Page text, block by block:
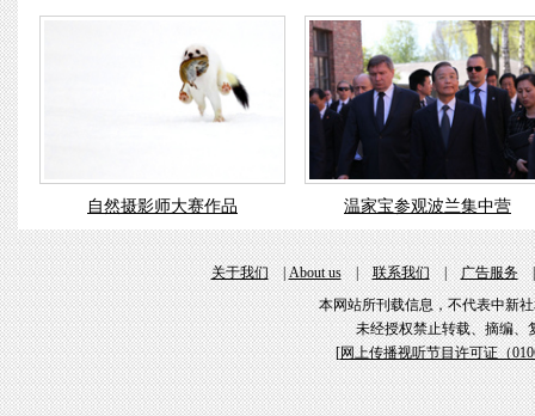
自然摄影师大赛作品 温家宝参观波兰集中营
关于我们|About us|联系我们|广告服务
本网站所刊载信息，不代表中新
未经授权禁止转载、摘编、
[网上传播视听节目许可证（